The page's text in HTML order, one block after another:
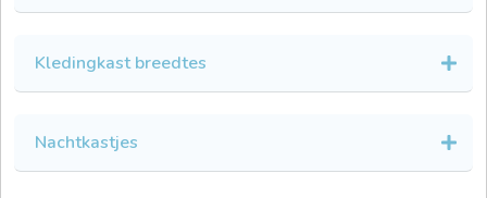
Kledingkast breedtes
Nachtkastjes